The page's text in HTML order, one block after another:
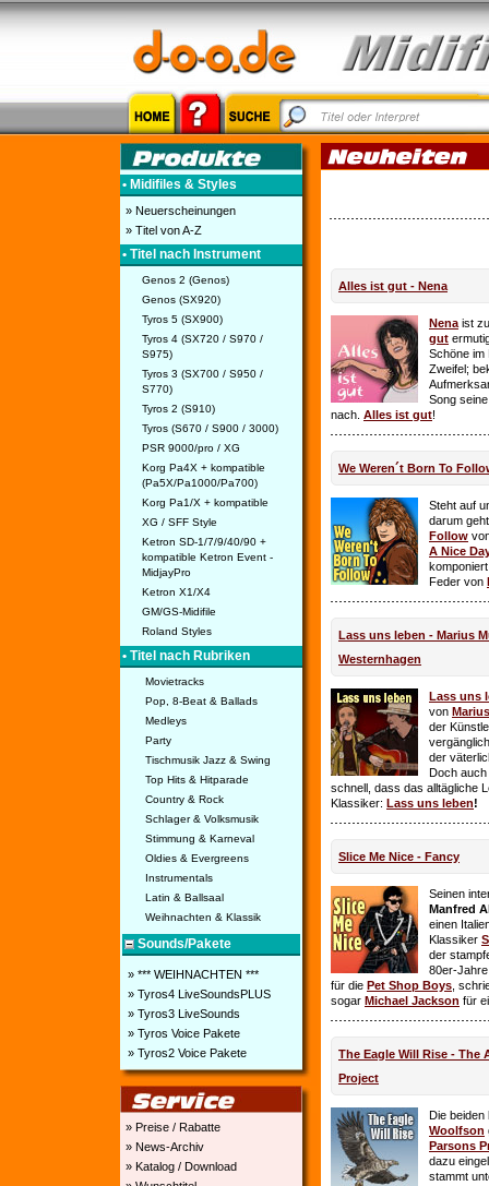
• Midifiles & Styles
» Neuerscheinungen
» Titel von A-Z
• Titel nach Instrument
Genos 2 (Genos)
Genos (SX920)
Tyros 5 (SX900)
Tyros 4 (SX720 / S970 /
S975)
Tyros 3 (SX700 / S950 /
S770)
Tyros 2 (S910)
Tyros (S670 / S900 / 3000)
PSR 9000/pro / XG
Korg Pa4X + kompatible
(Pa5X/Pa1000/Pa700)
Korg Pa1/X + kompatible
XG / SFF Style
Ketron SD-1/7/9/40/90 +
kompatible Ketron Event -
MidjayPro
Ketron X1/X4
GM/GS-Midifile
Roland Styles
• Titel nach Rubriken
Movietracks
Pop, 8-Beat & Ballads
Medleys
Party
Tischmusik Jazz & Swing
Top Hits & Hitparade
Country & Rock
Schlager & Volksmusik
Stimmung & Karneval
Oldies & Evergreens
Instrumentals
Latin & Ballsaal
Weihnachten & Klassik
Sounds/Pakete
» *** WEIHNACHTEN ***
» Tyros4 LiveSoundsPLUS
» Tyros3 LiveSounds
» Tyros Voice Pakete
» Tyros2 Voice Pakete
» Preise / Rabatte
» News-Archiv
» Katalog / Download
Alles ist gut - Nena
Nena ist
gut
Schöne im
Zweifel;
Song
nach. Alles ist gut!
We Weren´t Born To
Steht auf
darum
Follow
A Nice
Feder von
Lass uns leben - Marius
Westernhagen
Lass uns
von
der
der
Doch auch
schnell, dass das alltägliche
Klassiker: Lass uns leben!
Slice Me Nice - Fancy
Seinen
Manfred
einen
Klassiker
der
80er-
für die Pet Shop Boys ,
sogar Michael Jackson für
The Eagle Will Rise - The
Project
Die beiden
Woolfson
Parsons
dazu
stammt